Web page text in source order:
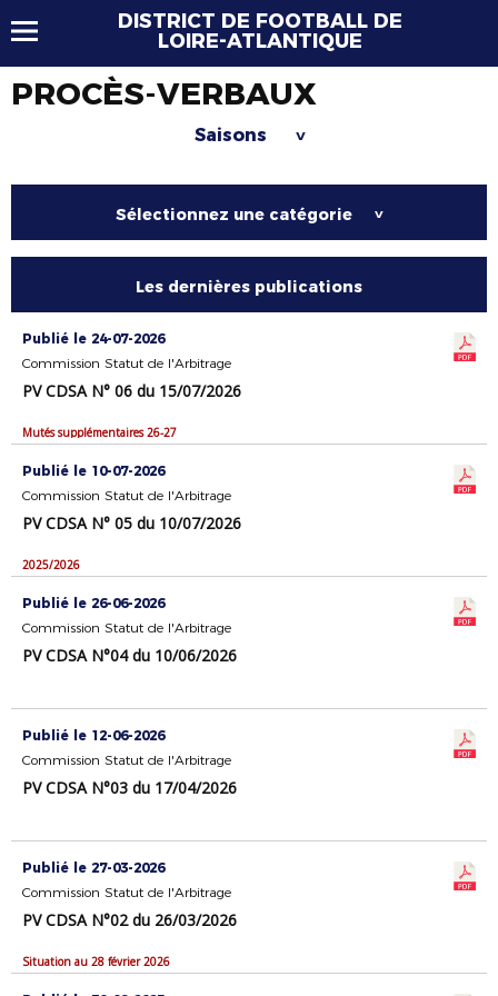
DISTRICT DE FOOTBALL DE
LOIRE-ATLANTIQUE
PROCÈS-VERBAUX
Saisons >
Sélectionnez une catégorie >
Les dernières publications
Publié le 24-07-2026
Commission Statut de l'Arbitrage
PV CDSA N° 06 du 15/07/2026
Mutés supplémentaires 26-27
Publié le 10-07-2026
Commission Statut de l'Arbitrage
PV CDSA N° 05 du 10/07/2026
2025/2026
Publié le 26-06-2026
Commission Statut de l'Arbitrage
PV CDSA N°04 du 10/06/2026
Publié le 12-06-2026
Commission Statut de l'Arbitrage
PV CDSA N°03 du 17/04/2026
Publié le 27-03-2026
Commission Statut de l'Arbitrage
PV CDSA N°02 du 26/03/2026
Situation au 28 février 2026